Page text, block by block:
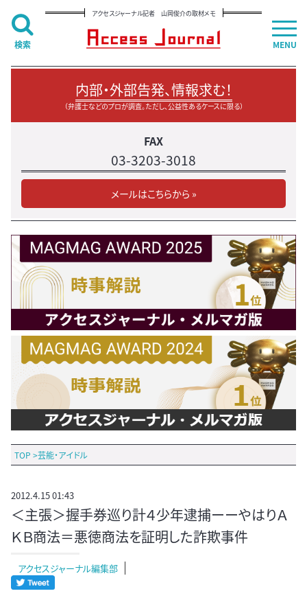
アクセスジャーナル記者 山岡俊介の取材メモ
内部・外部告発、情報求む！
（弁護士などのプロが調査。ただし、公益性あるケースに限る）
FAX
03-3203-3018
メールはこちらから »
TOP >芸能・アイドル
2012.4.15 01:43
＜主張＞握手券巡り計４少年逮捕ーーやはりＡ
ＫＢ商法＝悪徳商法を証明した詐欺事件
アクセスジャーナル編集部
MENU
検索